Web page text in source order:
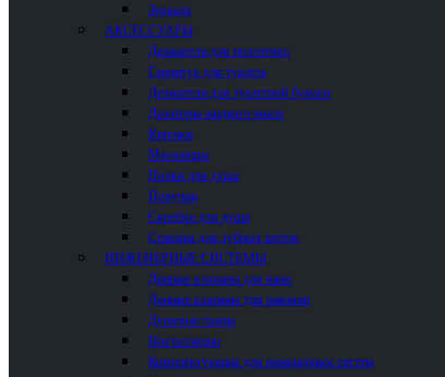
Зеркала
АКСЕССУАРЫ
Держатели для полотенец
Гарнитур для туалета
Держатели для туалетной бумаги
Дозаторы жидкого мыла
Крючки
Мыльницы
Полки для душа
Поручни
Скребки для душа
Стаканы для зубных щеток
ИНЖЕНЕРНЫЕ СИСТЕМЫ
Донные клапаны для ванн
Донные клапаны для раковин
Душевые трапы
Инсталляции
Комплектующие для инженерных систем